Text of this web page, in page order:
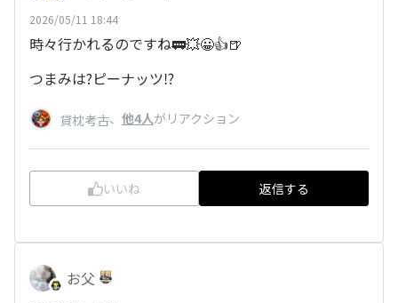
2026/05/11 18:44
時々行かれるのですね🚃💥😀👍🍺
つまみは?ピーナッツ⁉️
貸枕考古、 他4人がリアクション
いいね 返信する
お父